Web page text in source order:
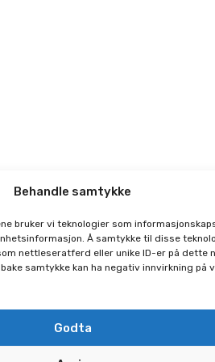
Behandle samtykke
bruker vi teknologier som
Å samtykke til disse
nettleseratferd eller unike ID-er på dette
samtykke kan ha negativ innvirkning på
Godta